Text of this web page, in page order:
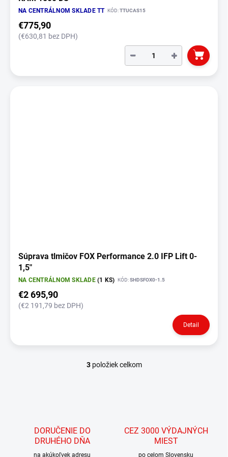
NA CENTRÁLNOM SKLADE TT KÓD:TTUCAS15
€775,90
(€630,81 bez DPH)
+
−
Súprava tlmičov FOX Performance 2.0 IFP Lift 0-
1,5"
NA CENTRÁLNOM SKLADE(1 KS) KÓD:SHDSFOX0-1.5
€2 695,90
(€2 191,79 bez DPH)
Detail
O
3položiek celkom
DORUČENIE DO
DRUHÉHO DŇA
na akúkoľvek adresu
CEZ 3000 VÝDAJNÝCH
MIEST
po celom Slovensku